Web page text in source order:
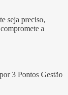
seja preciso,
a
3 Pontos Gestão